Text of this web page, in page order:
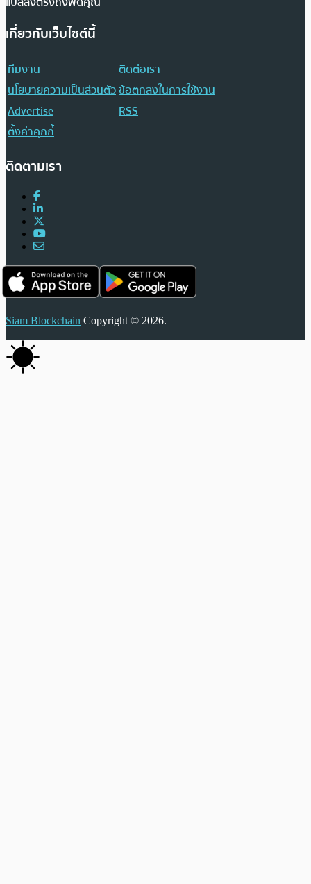
เกี่ยวกับเว็บไซต์นี้
ทีมงาน
ติดต่อเรา
นโยบายความเป็นส่วนตัวข้อตกลงในการใช้งาน
Advertise
RSS
ตั้งค่าคุกกี้
ติดตามเรา
Siam Blockchain Copyright © 2026.